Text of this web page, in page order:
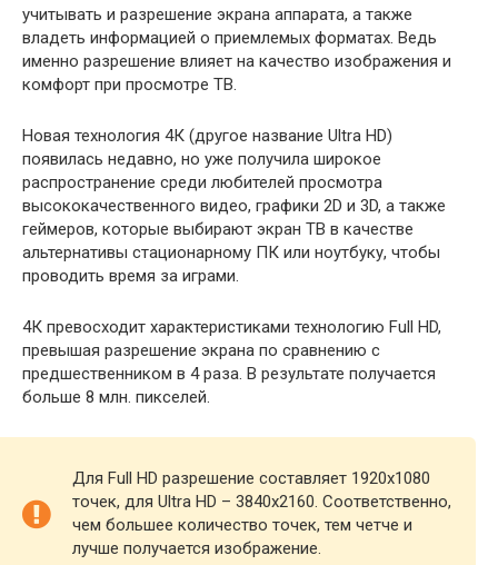
учитывать и разрешение экрана аппарата, а также
владеть информацией о приемлемых форматах. Ведь
именно разрешение влияет на качество изображения и
комфорт при просмотре ТВ.
Новая технология 4К (другое название Ultra HD)
появилась недавно, но уже получила широкое
распространение среди любителей просмотра
высококачественного видео, графики 2D и 3D, а также
геймеров, которые выбирают экран ТВ в качестве
альтернативы стационарному ПК или ноутбуку, чтобы
проводить время за играми.
4К превосходит характеристиками технологию Full HD,
превышая разрешение экрана по сравнению с
предшественником в 4 раза. В результате получается
больше 8 млн. пикселей.
Для Full HD разрешение составляет 1920х1080
точек, для Ultra HD – 3840х2160. Соответственно,
чем большее количество точек, тем четче и
лучше получается изображение.